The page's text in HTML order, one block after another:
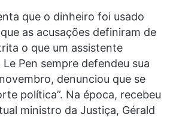
que o dinheiro foi usado
as acusações definiram de
o que um assistente
Pen sempre defendeu sua
denunciou que se
política”. Na época, recebeu
ministro da Justiça, Gérald